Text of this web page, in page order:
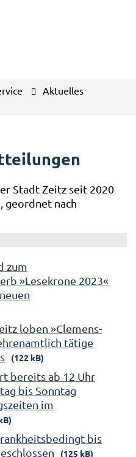
Aktuelles
Stadt Zeitz seit 2020
geordnet nach
zum
»Lesekrone 2023«
loben »Clemens-
tätige
(122 kB)
bereits ab 12 Uhr
bis Sonntag
im
bis
(125 kB)